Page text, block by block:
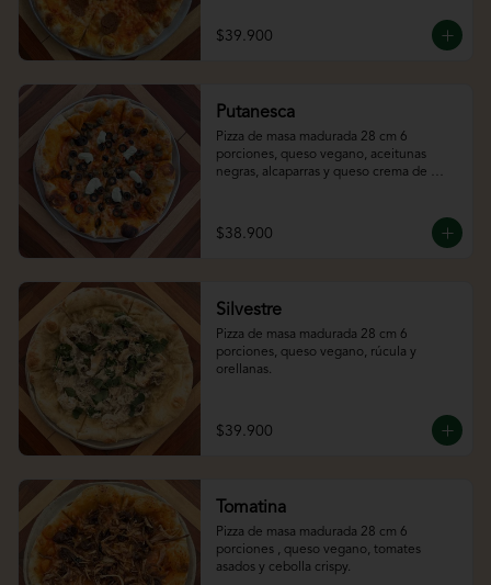
$39.900
Putanesca
Pizza de masa madurada 28 cm 6
porciones, queso vegano, aceitunas
negras, alcaparras y queso crema de
$38.900
Silvestre
Pizza de masa madurada 28 cm 6
porciones, queso vegano, rúcula y
orellanas.
$39.900
Tomatina
Pizza de masa madurada 28 cm 6
porciones , queso vegano, tomates
asados y cebolla crispy.